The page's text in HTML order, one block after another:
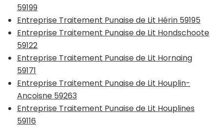
59199
Entreprise Traitement Punaise de Lit Hérin 59195
Entreprise Traitement Punaise de Lit Hondschoote
59122
Entreprise Traitement Punaise de Lit Hornaing
59171
Entreprise Traitement Punaise de Lit Houplin-
Ancoisne 59263
Entreprise Traitement Punaise de Lit Houplines
59116